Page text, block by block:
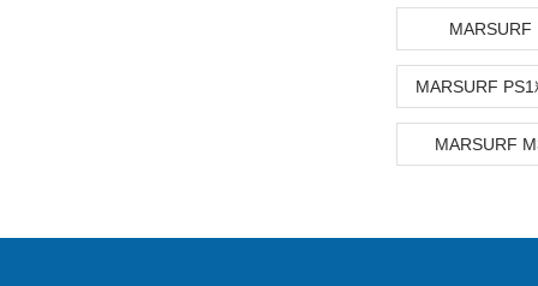
MARSURF
MARSURF
MARSURF